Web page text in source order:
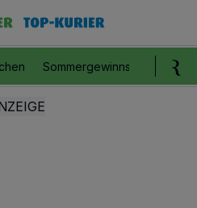
Sommergewinnspiel